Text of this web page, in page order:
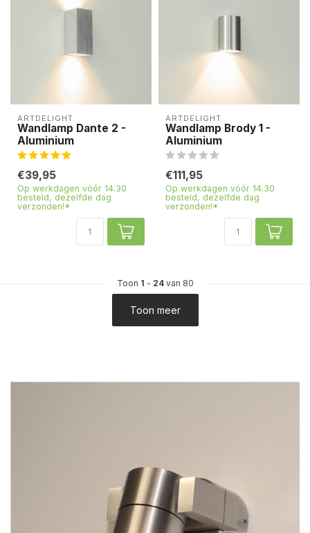
ARTDELIGHT
Wandlamp Dante 2 -
Aluminium
€39,95
Op werkdagen vóór 14.30
besteld, dezelfde dag
verzonden!*
ARTDELIGHT
Wandlamp Brody 1 -
Aluminium
€111,95
Op werkdagen vóór 14.30
besteld, dezelfde dag
verzonden!*
Toon 1 - 24van 80
Toon meer